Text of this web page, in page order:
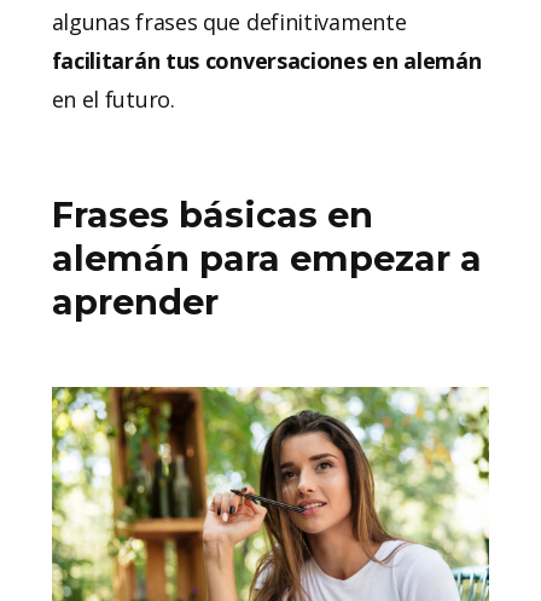
algunas frases que definitivamente
facilitarán tus conversaciones en alemán
en el futuro.
Frases básicas en
alemán para empezar a
aprender